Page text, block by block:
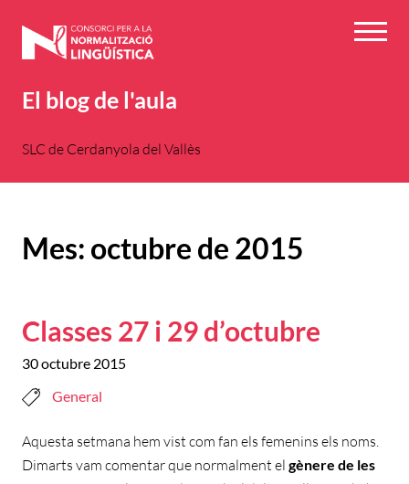
El blog de l'aula
SLC de Cerdanyola del Vallès
Mes: octubre de 2015
Classes 27 i 29 d’octubre
30 octubre 2015
General
Aquesta setmana hem vist com fan els femenins els noms.
Dimarts vam comentar que normalment el gènere de les